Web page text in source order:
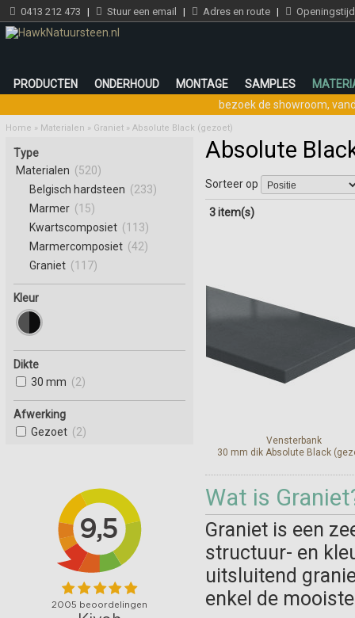
0413 212 473 | Stuur een email | Adres en route |
PRODUCTEN ONDERHOUD MONTAGE SAMPLES
bezoek de showroom,
Home » Materialen » Graniet » Absolute Black (gezoet)
Absolute
Sorteer op
3 item(s)
Vensterbank
30 mm dik Absolute Black
Bekijk en bestel
Wat is
Graniet is een
structuur- en
uitsluitend
enkel de
Type
Materialen (520)
Belgisch hardsteen (233)
Marmer (15)
Kwartscomposiet (113)
Marmercomposiet (42)
Graniet (117)
Kleur
Dikte
30 mm (2)
Afwerking
Gezoet (2)